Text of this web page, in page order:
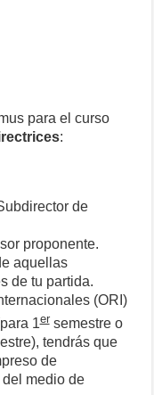
para el curso
:
de
proponente.
aquellas
de tu partida.
(ORI)
1ersemestre o
tendrás que
de
medio de